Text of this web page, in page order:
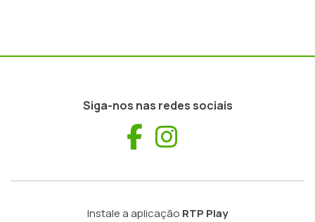
Siga-nos nas redes sociais
Facebook
Instale a aplicação RTP Play